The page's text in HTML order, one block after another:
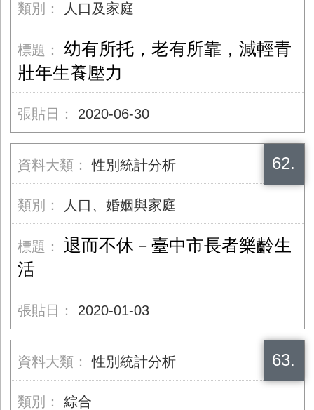
人口及家庭
幼有所托，老有所靠，減輕青
壯年生養壓力
2020-06-30
62.
性別統計分析
人口、婚姻與家庭
退而不休－臺中市長者樂齡生
活
2020-01-03
63.
性別統計分析
綜合